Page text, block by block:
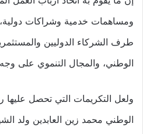
ومساهمات خدمية وشراكات
طرف الشركاء الدوليين
الوطني، والمجال التنموي على
ولعل التكريمات التي تحصل عليها
الوطني محمد زين العابدين ولد